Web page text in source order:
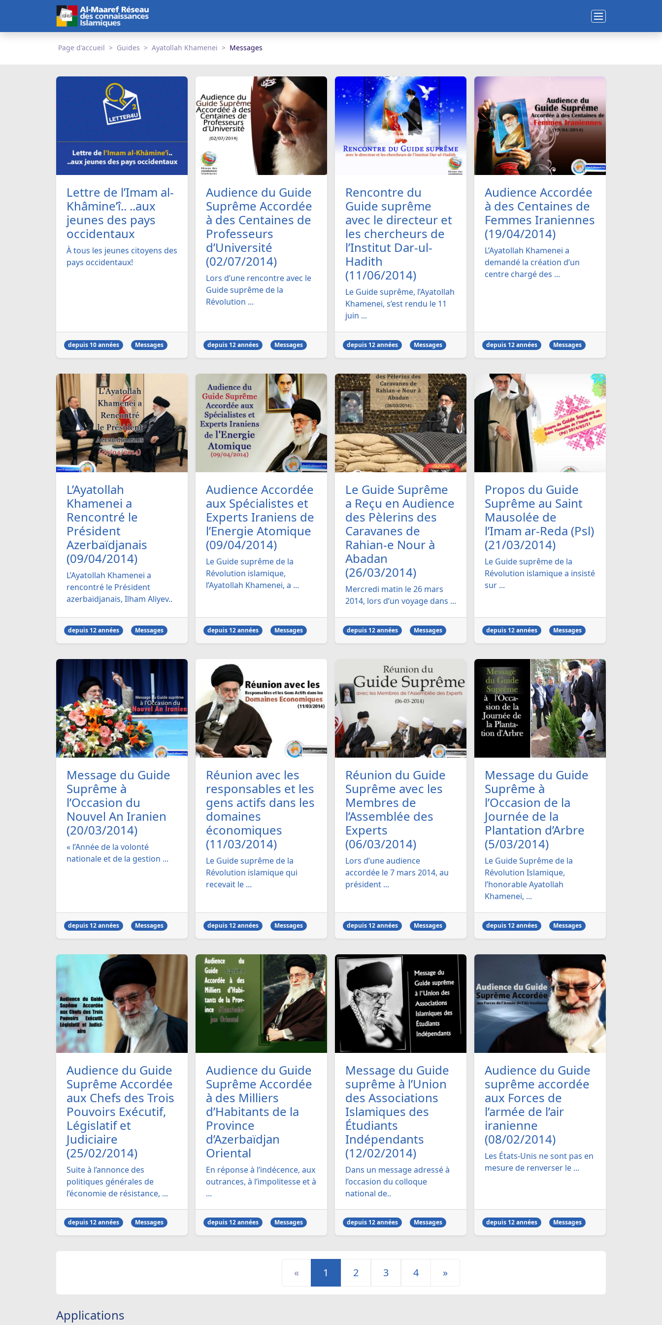
Page d'accueil Guides Ayatollah Khamenei Messages
Lettre de l’Imam al-
Khâmine’î.. ..aux
jeunes des pays
occidentaux
À tous les jeunes citoyens des
pays occidentaux!
depuis 10 années Messages
Audience du Guide
Suprême Accordée
à des Centaines de
Professeurs
d’Université
(02/07/2014)
Lors d’une rencontre avec le
Guide suprême de la
Révolution ...
depuis 12 années Messages
Rencontre du
Guide suprême
avec le directeur et
les chercheurs de
l’Institut Dar-ul-
Hadith
(11/06/2014)
Le Guide suprême, l’Ayatollah
Khamenei, s’est rendu le 11
juin ...
depuis 12 années Messages
Audience Accordée
à des Centaines de
Femmes Iraniennes
(19/04/2014)
L’Ayatollah Khamenei a
demandé la création d’un
centre chargé des ...
depuis 12 années Messages
L’Ayatollah
Khamenei a
Rencontré le
Président
Azerbaïdjanais
(09/04/2014)
L’Ayatollah Khamenei a
rencontré le Président
azerbaïdjanais, Ilham Aliyev..
depuis 12 années Messages
Audience Accordée
aux Spécialistes et
Experts Iraniens de
l’Energie Atomique
(09/04/2014)
Le Guide suprême de la
Révolution islamique,
l’Ayatollah Khamenei, a ...
depuis 12 années Messages
Le Guide Suprême
a Reçu en Audience
des Pèlerins des
Caravanes de
Rahian-e Nour à
Abadan
(26/03/2014)
Mercredi matin le 26 mars
2014, lors d’un voyage dans ...
depuis 12 années Messages
Propos du Guide
Suprême au Saint
Mausolée de
l’Imam ar-Reda (Psl)
(21/03/2014)
Le Guide suprême de la
Révolution islamique a insisté
sur ...
depuis 12 années Messages
Message du Guide
Suprême à
l’Occasion du
Nouvel An Iranien
(20/03/2014)
« l’Année de la volonté
nationale et de la gestion ...
depuis 12 années Messages
Réunion avec les
responsables et les
gens actifs dans les
domaines
économiques
(11/03/2014)
Le Guide suprême de la
Révolution islamique qui
recevait le ...
depuis 12 années Messages
Réunion du Guide
Suprême avec les
Membres de
l’Assemblée des
Experts
(06/03/2014)
Lors d’une audience
accordée le 7 mars 2014, au
président ...
depuis 12 années Messages
Message du Guide
Suprême à
l’Occasion de la
Journée de la
Plantation d’Arbre
(5/03/2014)
Le Guide Suprême de la
Révolution Islamique,
l’honorable Ayatollah
Khamenei, ...
depuis 12 années Messages
Audience du Guide
Suprême Accordée
aux Chefs des Trois
Pouvoirs Exécutif,
Législatif et
Judiciaire
(25/02/2014)
Suite à l’annonce des
politiques générales de
l’économie de résistance, ...
depuis 12 années Messages
Audience du Guide
Suprême Accordée
à des Milliers
d’Habitants de la
Province
d’Azerbaïdjan
Oriental
En réponse à l’indécence, aux
outrances, à l’impolitesse et à
...
depuis 12 années Messages
Message du Guide
suprême à l’Union
des Associations
Islamiques des
Étudiants
Indépendants
(12/02/2014)
Dans un message adressé à
l’occasion du colloque
national de..
depuis 12 années Messages
Audience du Guide
suprême accordée
aux Forces de
l’armée de l’air
iranienne
(08/02/2014)
Les États-Unis ne sont pas en
mesure de renverser le ...
depuis 12 années Messages
« 1 2 3 4 »
Applications